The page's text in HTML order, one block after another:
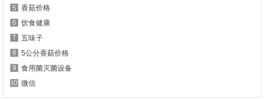
香菇价格
饮食健康
五味子
5公分香菇价格
食用菌灭菌设备
微信